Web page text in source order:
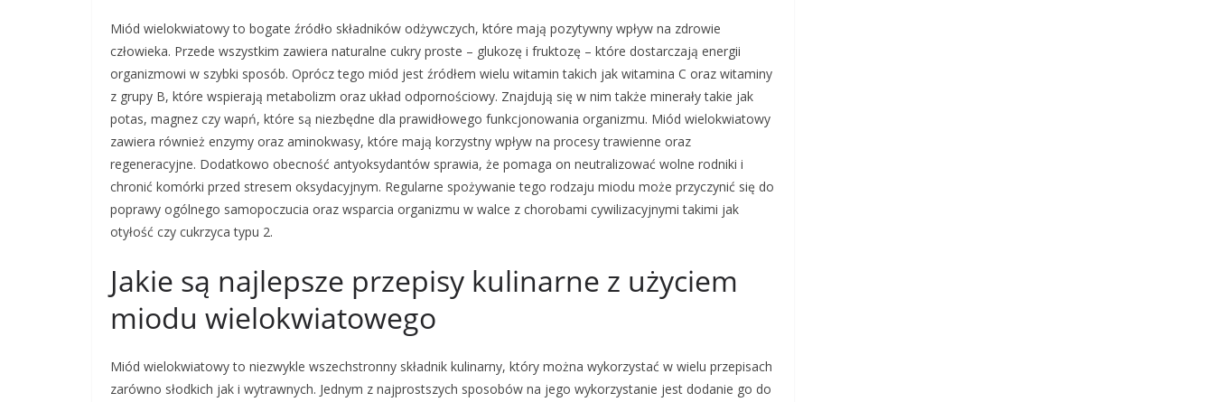
Miód wielokwiatowy to bogate źródło składników odżywczych, które mają pozytywny wpływ na zdrowie
człowieka. Przede wszystkim zawiera naturalne cukry proste – glukozę i fruktozę – które dostarczają energii
organizmowi w szybki sposób. Oprócz tego miód jest źródłem wielu witamin takich jak witamina C oraz witaminy
z grupy B, które wspierają metabolizm oraz układ odpornościowy. Znajdują się w nim także minerały takie jak
potas, magnez czy wapń, które są niezbędne dla prawidłowego funkcjonowania organizmu. Miód wielokwiatowy
zawiera również enzymy oraz aminokwasy, które mają korzystny wpływ na procesy trawienne oraz
regeneracyjne. Dodatkowo obecność antyoksydantów sprawia, że pomaga on neutralizować wolne rodniki i
chronić komórki przed stresem oksydacyjnym. Regularne spożywanie tego rodzaju miodu może przyczynić się do
poprawy ogólnego samopoczucia oraz wsparcia organizmu w walce z chorobami cywilizacyjnymi takimi jak
otyłość czy cukrzyca typu 2.
Jakie są najlepsze przepisy kulinarne z użyciem
miodu wielokwiatowego
Miód wielokwiatowy to niezwykle wszechstronny składnik kulinarny, który można wykorzystać w wielu przepisach
zarówno słodkich jak i wytrawnych. Jednym z najprostszych sposobów na jego wykorzystanie jest dodanie go do